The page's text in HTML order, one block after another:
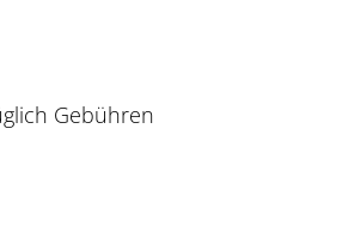
Gebühren